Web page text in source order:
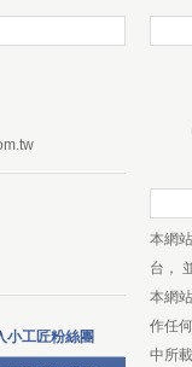
小工匠粉絲團
本網
台，
本網
作任
中所